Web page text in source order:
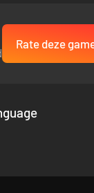
op de proef
Rate deze